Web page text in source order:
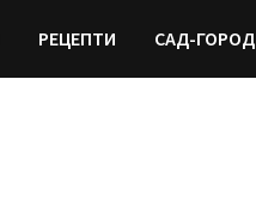
РЕЦЕПТИ САД-ГОРОД